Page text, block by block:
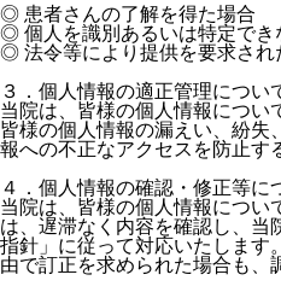
◎ 患者さんの了解を得た場合
◎ 個人を識別あるいは特定でき
◎ 法令等により提供を要求され
３．個人情報の適正管理につい
当院は、皆様の個人情報につい
皆様の個人情報の漏えい、紛失
報への不正なアクセスを防止す
４．個人情報の確認・修正等に
当院は、皆様の個人情報につい
は、遅滞なく内容を確認し、当
指針」に従って対応いたします
由で訂正を求められた場合も、